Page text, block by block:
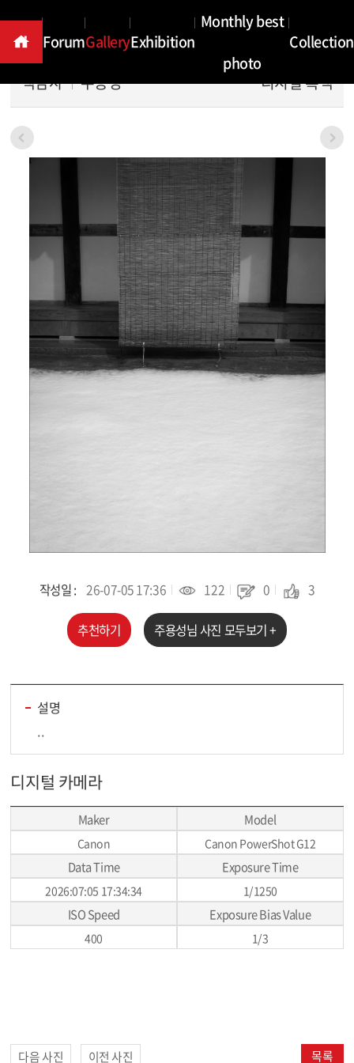
ForumGalleryExhibition
Monthly best
photo
Collection
백담사 주용성 디지털 흑백
작성일 : 26-07-05 17:36 122 0 3
추천하기 주용성님 사진 모두보기 +
설명
..
디지털 카메라
Maker
Canon
Model
Canon PowerShot G12
Data Time
2026:07:05 17:34:34
Exposure Time
1/1250
ISO Speed
400
Exposure Bias Value
1/3
다음 사진 이전 사진 목록